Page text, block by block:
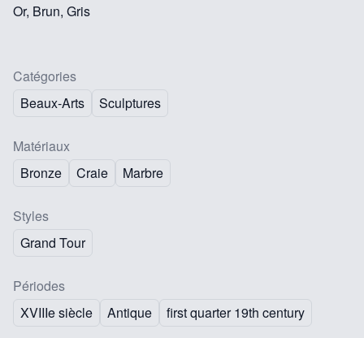
Or, Brun, Gris
Catégories
Beaux-Arts
Sculptures
Matériaux
Bronze
Craie Marbre
Styles
Grand Tour
Périodes
XVIIIe siècle
Antique first quarter 19th century